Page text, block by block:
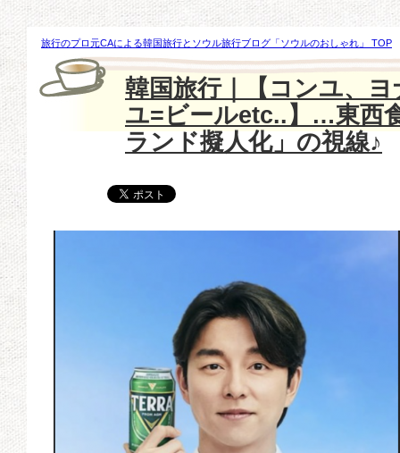
旅行のプロ元CAによる韓国旅行とソウル旅行ブログ「ソウルのおしゃれ」 TOP
ユ、ヨナ=コーヒー – コンユ=ビールetc..】…東西食品·ハイト眞露「ブランド擬
韓国旅行｜【コンユ、
ユ=ビールetc..】…東西
ランド擬人化」の視線♪